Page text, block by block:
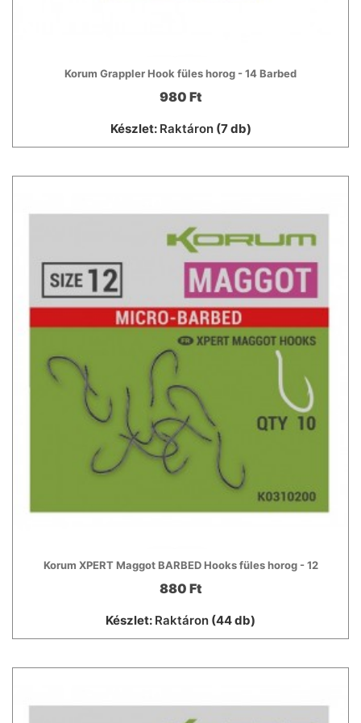
Korum Grappler Hook füles horog - 14 Barbed
980 Ft
Készlet: Raktáron(7 db)
Korum XPERT Maggot BARBED Hooks füles horog - 12
880 Ft
Készlet: Raktáron (44 db)